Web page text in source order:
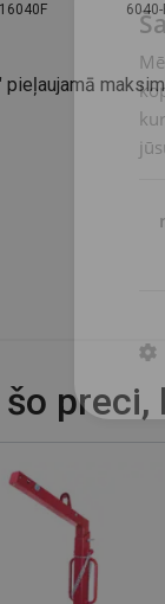
6040-
pieļaujamā